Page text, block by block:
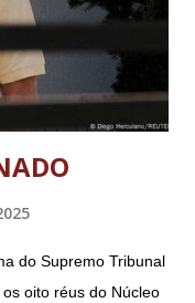
do Supremo Tribunal
oito réus do Núcleo